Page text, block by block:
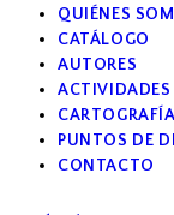
QUIÉNES
CATÁLOGO
AUTORES
ACTIVIDADES
PUNTOS DE
CONTACTO